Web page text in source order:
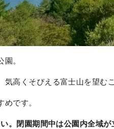
園。
高くそびえる富士山を望む
です。
。閉園期間中は公園内全域